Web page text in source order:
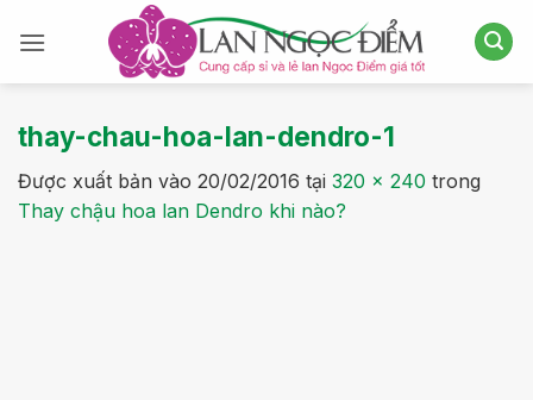
qua
thay-chau-hoa-lan-dendro-1
Được xuất bản vào 20/02/2016 tại 320 × 240 trong
Thay chậu hoa lan Dendro khi nào?